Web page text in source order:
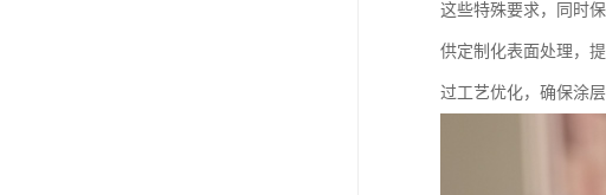
这些特殊要求，同时
供定制化表面处理，
过工艺优化，确保涂